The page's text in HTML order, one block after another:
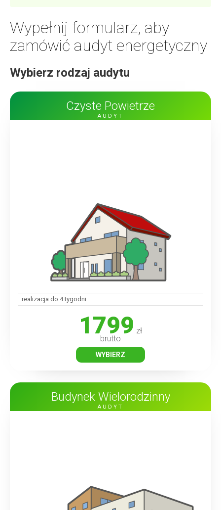
Wypełnij formularz, aby
zamówić audyt energetyczny
Wybierz rodzaj audytu
AUDYT
Czyste Powietrze
realizacja do 4 tygodni
1799 zł
brutto
WYBIERZ
AUDYT
Budynek Wielorodzinny